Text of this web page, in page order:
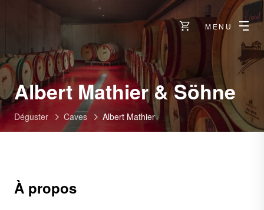
MENU
Albert Mathier & Söhne
Déguster Caves Albert Mathier
À propos